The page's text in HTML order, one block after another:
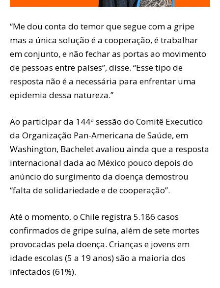
“Me dou conta do temor que segue com a gripe
mas a única solução é a cooperação, é trabalhar
em conjunto, e não fechar as portas ao movimento
de pessoas entre países”, disse. “Esse tipo de
resposta não é a necessária para enfrentar uma
epidemia dessa natureza.”
Ao participar da 144ª sessão do Comitê Executico
da Organização Pan-Americana de Saúde, em
Washington, Bachelet avaliou ainda que a resposta
internacional dada ao México pouco depois do
anúncio do surgimento da doença demostrou
“falta de solidariedade e de cooperação”.
Até o momento, o Chile registra 5.186 casos
confirmados de gripe suína, além de sete mortes
provocadas pela doença. Crianças e jovens em
idade escolas (5 a 19 anos) são a maioria dos
infectados (61%).